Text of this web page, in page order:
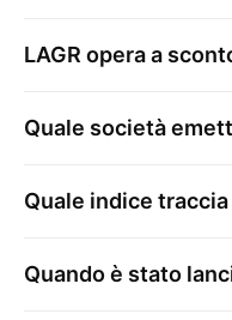
LAGR opera a
Quale società
Quale indice traccia
Quando è stato